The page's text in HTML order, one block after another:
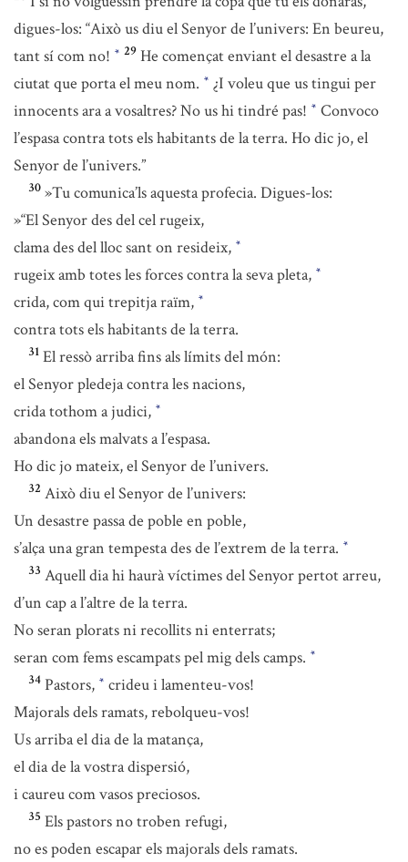
digues-los: “Això us diu el Senyor de l’univers: En beureu,
tant sí com no! * 29 He començat enviant el desastre a la
ciutat que porta el meu nom. * ¿I voleu que us tingui per
innocents ara a vosaltres? No us hi tindré pas! * Convoco
l’espasa contra tots els habitants de la terra. Ho dic jo, el
Senyor de l’univers.”
30 »Tu comunica’ls aquesta profecia. Digues-los:
»“El Senyor des del cel rugeix,
clama des del lloc sant on resideix, *
rugeix amb totes les forces contra la seva pleta, *
crida, com qui trepitja raïm, *
contra tots els habitants de la terra.
31 El ressò arriba fins als límits del món:
el Senyor pledeja contra les nacions,
crida tothom a judici, *
abandona els malvats a l’espasa.
Ho dic jo mateix, el Senyor de l’univers.
32 Això diu el Senyor de l’univers:
Un desastre passa de poble en poble,
s’alça una gran tempesta des de l’extrem de la terra. *
33 Aquell dia hi haurà víctimes del Senyor pertot arreu,
d’un cap a l’altre de la terra.
No seran plorats ni recollits ni enterrats;
seran com fems escampats pel mig dels camps. *
34 Pastors, * crideu i lamenteu-vos!
Majorals dels ramats, rebolqueu-vos!
Us arriba el dia de la matança,
el dia de la vostra dispersió,
i caureu com vasos preciosos.
35 Els pastors no troben refugi,
no es poden escapar els majorals dels ramats.